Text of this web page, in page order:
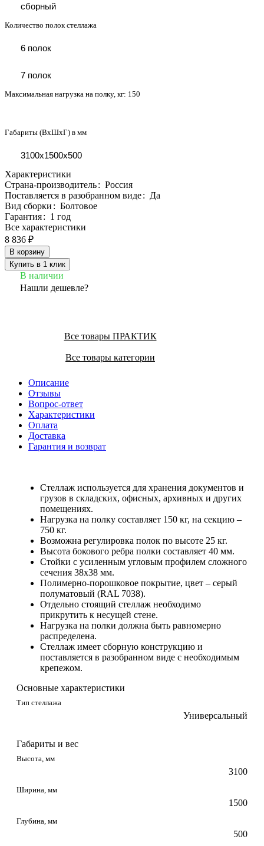
сборный
Количество полок стеллажа
6 полок
7 полок
Максимальная нагрузка на полку, кг: 150
Габариты (ВхШхГ) в мм
3100х1500х500
Характеристики
Страна-производитель: Россия
Поставляется в разобранном виде: Да
Вид сборки : Болтовое
Гарантия: 1 год
Все характеристики
8 836 ₽
В корзину
Купить в 1 клик
В наличии
Нашли дешевле?
Все товары ПРАКТИК
Все товары категории
Описание
Отзывы
Вопрос-ответ
Характеристики
Оплата
Доставка
Гарантия и возврат
Стеллаж используется для хранения документов и
грузов в складских, офисных, архивных и других
помещениях.
Нагрузка на полку составляет 150 кг, на секцию –
750 кг.
Возможна регулировка полок по высоте 25 кг.
Высота бокового ребра полки составляет 40 мм.
Стойки с усиленным угловым профилем сложного
сечения 38х38 мм.
Полимерно-порошковое покрытие, цвет – серый
полуматовый (RAL 7038).
Отдельно стоящий стеллаж необходимо
прикрутить к несущей стене.
Нагрузка на полки должна быть равномерно
распределена.
Стеллаж имеет сборную конструкцию и
поставляется в разобранном виде с необходимым
крепежом.
Основные характеристики
Тип стеллажа
Универсальный
Габариты и вес
Высота, мм
3100
Ширина, мм
1500
Глубина, мм
500